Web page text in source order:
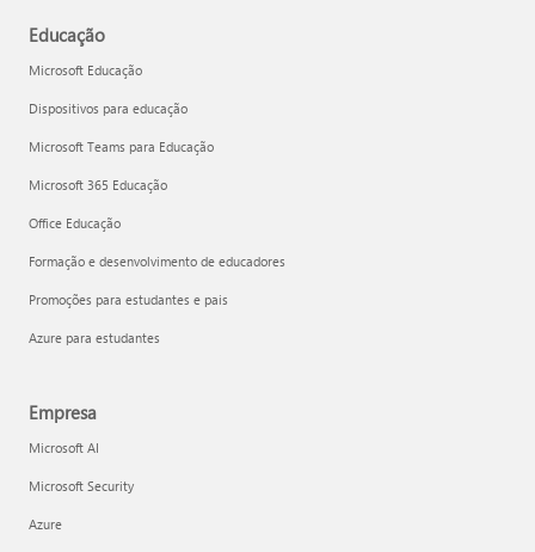
Educação
Microsoft Educação
Dispositivos para educação
Microsoft Teams para Educação
Microsoft 365 Educação
Office Educação
Formação e desenvolvimento de educadores
Promoções para estudantes e pais
Azure para estudantes
Empresa
Microsoft AI
Microsoft Security
Azure